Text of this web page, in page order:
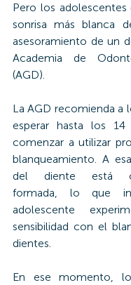
Pero los adolescentes
sonrisa más blanca
asesoramiento de un
Academia de
(AGD).
La AGD recomienda a
esperar hasta los
comenzar a utilizar
blanqueamiento. A
del diente está
formada, lo que
adolescente
sensibilidad con el
dientes.
En ese momento,